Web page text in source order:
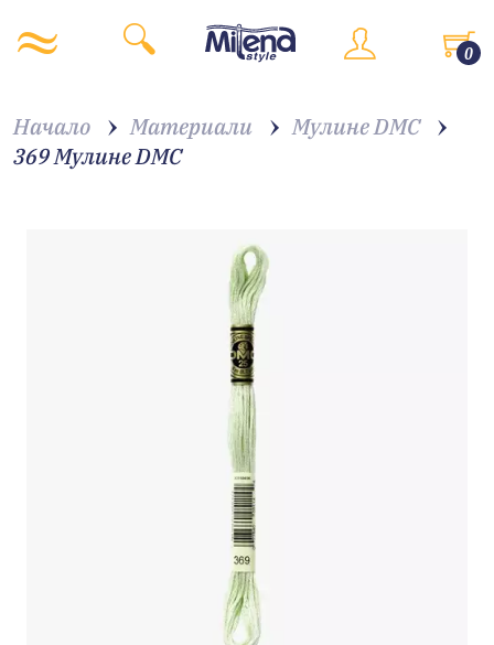
0
Начало Материали
Мулине DMC
369 Мулине DMC